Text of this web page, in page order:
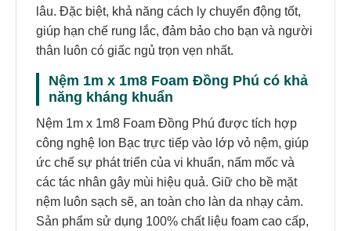
lâu. Đặc biệt, khả năng cách ly chuyển động tốt,
giúp hạn chế rung lắc, đảm bảo cho bạn và người
thân luôn có giấc ngủ trọn vẹn nhất.
Nệm 1m x 1m8 Foam Đồng Phú có khả
năng kháng khuẩn
Nệm 1m x 1m8 Foam Đồng Phú được tích hợp
công nghệ Ion Bạc trực tiếp vào lớp vỏ nệm, giúp
ức chế sự phát triển của vi khuẩn, nấm mốc và
các tác nhân gây mùi hiệu quả. Giữ cho bề mặt
nệm luôn sạch sẽ, an toàn cho làn da nhạy cảm.
Sản phẩm sử dụng 100% chất liệu foam cao cấp,